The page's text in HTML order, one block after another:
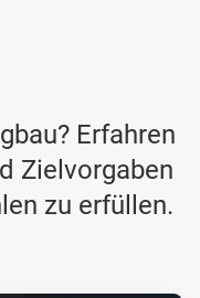
Erfahren
Zielvorgaben
zu erfüllen.